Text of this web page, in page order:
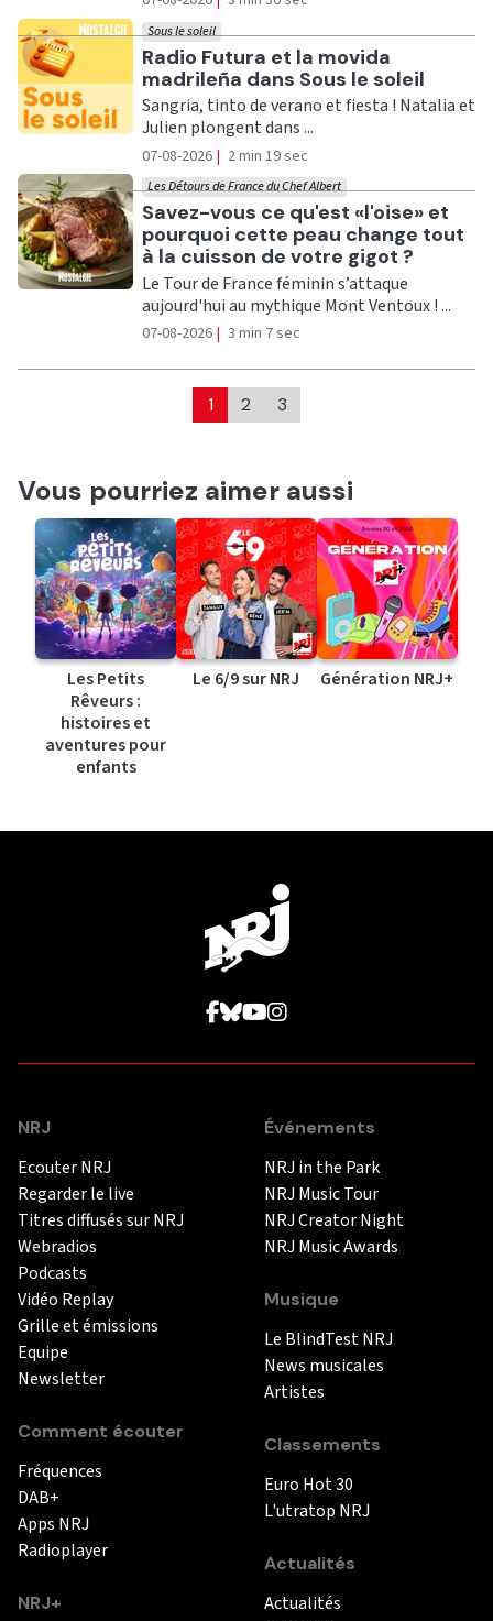
Ecouter
Radio Futura et la movida
madrileña dans Sous le soleil
Sous le soleil
Sangria, tinto de verano et fiesta ! Natalia et
Julien plongent dans ...
07-08-2026 | 2 min 19 sec
Ecouter
Savez-vous ce qu'est «l'oise» et
pourquoi cette peau change tout
à la cuisson de votre gigot ?
Les Détours de France du Chef Albert
Le Tour de France féminin s’attaque
aujourd'hui au mythique Mont Ventoux ! ...
07-08-2026 | 3 min 7 sec
1 2 3
Vous pourriez aimer aussi
Les Petits
Rêveurs :
histoires et
aventures pour
enfants
Le 6/9 sur NRJ Génération NRJ+
NRJ
Ecouter NRJ
Regarder le live
Titres diffusés sur NRJ
Webradios
Podcasts
Vidéo Replay
Grille et émissions
Equipe
Newsletter
Comment écouter
Fréquences
DAB+
Apps NRJ
Radioplayer
NRJ+
Événements
NRJ in the Park
NRJ Music Tour
NRJ Creator Night
NRJ Music Awards
Musique
Le BlindTest NRJ
News musicales
Artistes
Classements
Euro Hot 30
L'utratop NRJ
Actualités
Actualités